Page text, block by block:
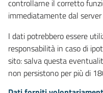
controllarne il corretto
immediatamente dal server
I dati potrebbero essere
responsabilità in caso di
sito: salva questa
non persistono per più di